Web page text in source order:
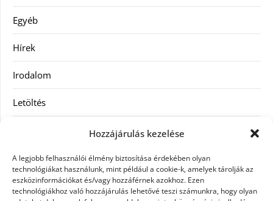
Hozzájárulás kezelése
A legjobb felhasználói élmény biztosítása érdekében olyan
technológiákat használunk, mint például a cookie-k, amelyek tárolják az
eszközinformációkat és/vagy hozzáférnek azokhoz. Ezen
technológiákhoz való hozzájárulás lehetővé teszi számunkra, hogy olyan
Egyéb
Hírek
Irodalom
Letöltés
SEO
Szolgáltatás